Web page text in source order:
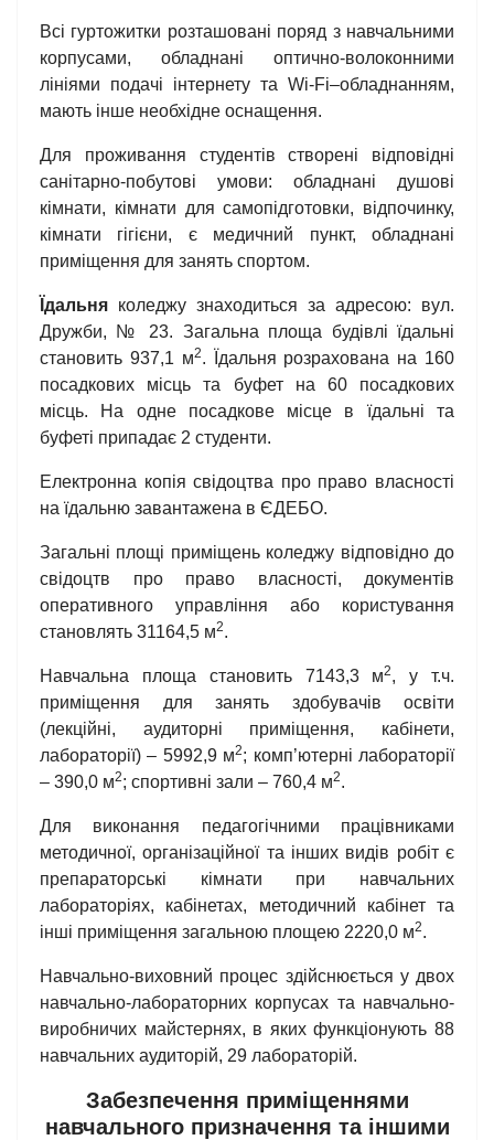
Всі гуртожитки розташовані поряд з навчальними
корпусами, обладнані оптично-волоконними
лініями подачі інтернету та Wi-Fi–обладнанням,
мають інше необхідне оснащення.
Для проживання студентів створені відповідні
санітарно-побутові умови: обладнані душові
кімнати, кімнати для самопідготовки, відпочинку,
кімнати гігієни, є медичний пункт, обладнані
приміщення для занять спортом.
Їдальня коледжу знаходиться за адресою: вул.
Дружби, № 23. Загальна площа будівлі їдальні
становить 937,1 м2. Їдальня розрахована на 160
посадкових місць та буфет на 60 посадкових
місць. На одне посадкове місце в їдальні та
буфеті припадає 2 студенти.
Електронна копія свідоцтва про право власності
на їдальню завантажена в ЄДЕБО.
Загальні площі приміщень коледжу відповідно до
свідоцтв про право власності, документів
оперативного управління або користування
становлять 31164,5 м2.
Навчальна площа становить 7143,3 м2, у т.ч.
приміщення для занять здобувачів освіти
(лекційні, аудиторні приміщення, кабінети,
лабораторії) – 5992,9 м2; комп’ютерні лабораторії
– 390,0 м2; спортивні зали – 760,4 м2.
Для виконання педагогічними працівниками
методичної, організаційної та інших видів робіт є
препараторські кімнати при навчальних
лабораторіях, кабінетах, методичний кабінет та
інші приміщення загальною площею 2220,0 м2.
Навчально-виховний процес здійснюється у двох
навчально-лабораторних корпусах та навчально-
виробничих майстернях, в яких функціонують 88
навчальних аудиторій, 29 лабораторій.
Забезпечення приміщеннями
навчального призначення та іншими